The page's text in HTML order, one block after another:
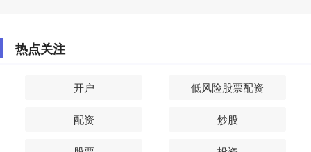
热点关注
开户 低风险股票配资
配资 炒股